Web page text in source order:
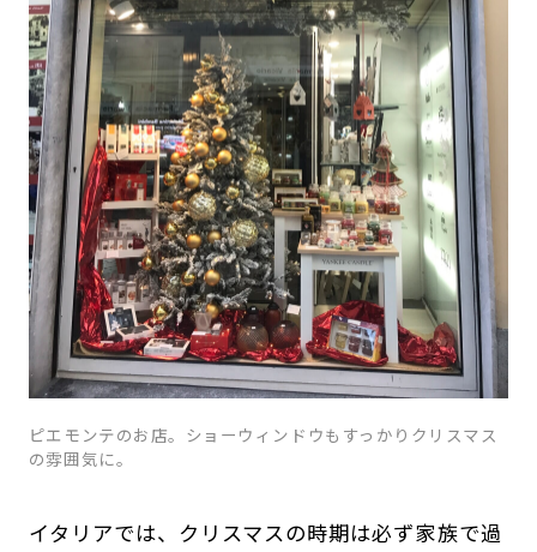
ピエモンテのお店。ショーウィンドウもすっかりクリスマス
の雰囲気に。
イタリアでは、クリスマスの時期は必ず家族で過